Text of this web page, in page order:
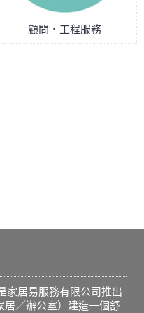
顧問‧工程服務
家居易服務有限公司推出
居／辦公室）建造一個舒